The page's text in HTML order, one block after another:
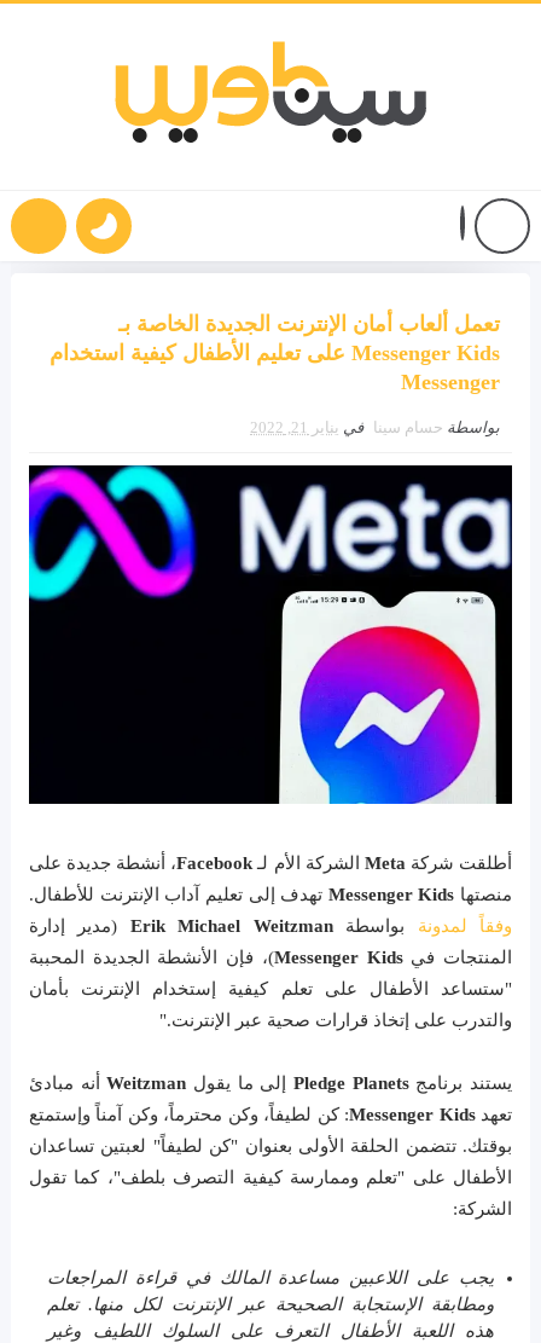
تعمل ألعاب أمان الإنترنت الجديدة الخاصة بـ
Messenger Kids على تعليم الأطفال كيفية استخدام
Messenger
بواسطة حسام سينا في يناير 21, 2022
أطلقت شركة Meta الشركة الأم لـ Facebook، أنشطة جديدة على
منصتها Messenger Kids تهدف إلى تعليم آداب الإنترنت للأطفال.
وفقاً لمدونة بواسطةErik Michael Weitzman (مدير إدارة
المنتجات فيMessenger Kids)، فإن الأنشطة الجديدة المحببة
"ستساعد الأطفال على تعلم كيفية إستخدام الإنترنت بأمان
والتدرب على إتخاذ قرارات صحية عبر الإنترنت."
يستند برنامجPledge Planetsإلى ما يقول Weitzman
أنه مبادئ
تعهدMessenger Kids: كن لطيفاً، وكن محترماً، وكن آمناً وإستمتع
بوقتك. تتضمن الحلقة الأولى بعنوان "كن لطيفاً" لعبتين تساعدان
الأطفال على "تعلم وممارسة كيفية التصرف بلطف"، كما تقول
الشركة:
يجب على اللاعبين مساعدة المالك في قراءة المراجعات
ومطابقة الإستجابة الصحيحة عبر الإنترنت لكل منها. تعلم
هذه اللعبة الأطفال التعرف على السلوك اللطيف وغير